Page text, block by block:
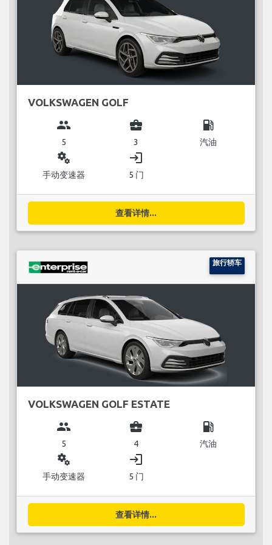
VOLKSWAGEN GOLF
group
5
business_center
3
local_gas_station
汽油
miscellaneous_services
手动变速器
login
5 门
查看详情...
旅行轿车
VOLKSWAGEN GOLF ESTATE
group
5
business_center
4
local_gas_station
汽油
miscellaneous_services
手动变速器
login
5 门
查看详情...